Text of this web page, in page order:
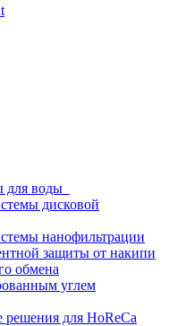
для воды
дисковой
нанофильтрации
защиты от накипи
обмена
углем
для HoReCa